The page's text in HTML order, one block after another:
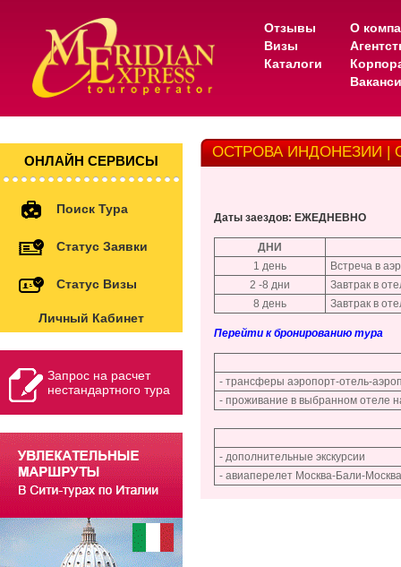
Отзывы
Визы
Каталоги
О
ОНЛАЙН СЕРВИСЫ
Поиск Тура
Статус Заявки
Статус Визы
Личный Кабинет
Запрос на расчет
нестандартного тура
ОСТРОВА ИНДОНЕЗИИ |
Даты заездов: ЕЖЕДНЕВНО
ДНИ
1 день
Встреча в
2 -8 дни
Завтрак в
8 день
Завтрак в
Перейти к бронированию тура
- трансферы аэропорт-отель-
- проживание в выбранном отеле
- дополнительные экскурсии
- авиаперелет Москва-Бали-Москва